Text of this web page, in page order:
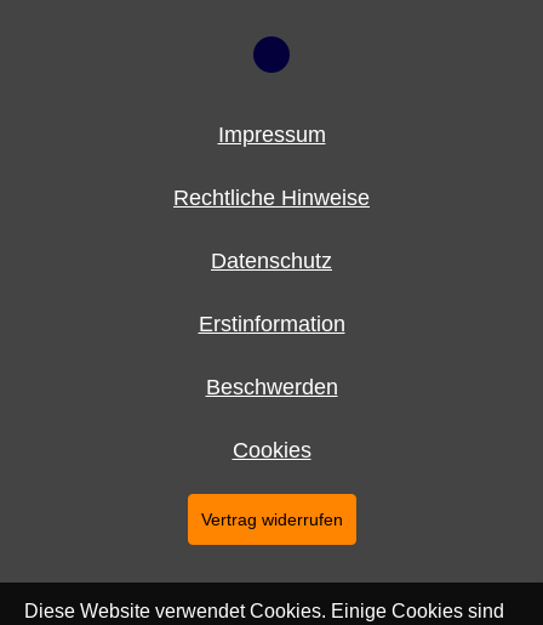
Impressum
Rechtliche Hinweise
Datenschutz
Erstinformation
Beschwerden
Cookies
Vertrag widerrufen
Diese Website verwendet Cookies. Einige Cookies sind